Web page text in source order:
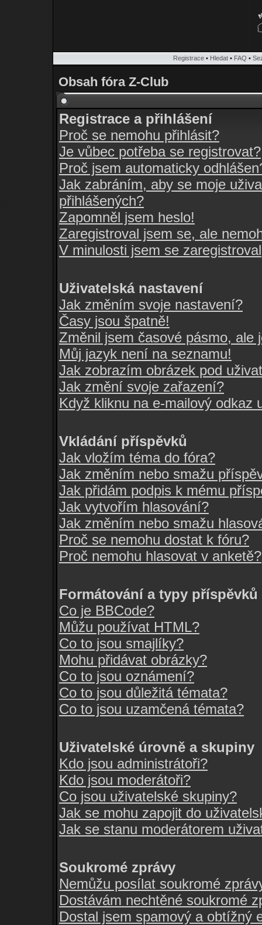
Registrace • Hledat • FAQ •
Obsah fóra Z-Club
Registrace a přihlášení
Proč se nemohu přihlásit?
Je vůbec potřeba se registrovat?
Proč jsem automaticky
Jak zabráním, aby se moje
přihlášených?
Zapomněl jsem heslo!
Zaregistroval jsem se, ale
V minulosti jsem se
Uživatelská nastavení
Jak změním svoje nastavení?
Časy jsou špatně!
Změnil jsem časové pásmo, ale
Můj jazyk není na seznamu!
Jak zobrazím obrázek pod
Jak změní svoje zařazení?
Když kliknu na e-mailový odkaz
Vkládání příspěvků
Jak vložím téma do fóra?
Jak změním nebo smažu
Jak přidám podpis k mému
Jak vytvořím hlasování?
Jak změním nebo smažu
Proč se nemohu dostat k fóru?
Proč nemohu hlasovat v anketě?
Formátování a typy příspěvků
Co je BBCode?
Můžu používat HTML?
Co to jsou smajlíky?
Mohu přidávat obrázky?
Co to jsou oznámení?
Co to jsou důležitá témata?
Co to jsou uzamčená témata?
Uživatelské úrovně a skupiny
Kdo jsou administrátoři?
Kdo jsou moderátoři?
Co jsou uživatelské skupiny?
Jak se mohu zapojit do
Jak se stanu moderátorem
Soukromé zprávy
Nemůžu posílat soukromé
Dostávám nechtěné soukromé
Dostal jsem spamový a obtížný